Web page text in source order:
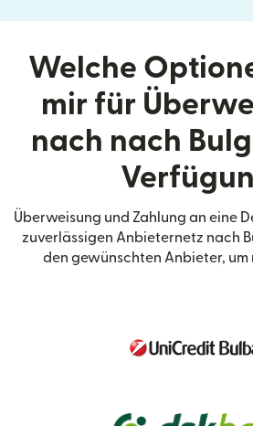
Welche
mir für
nach nach
Überweisung und Zahlung an eine
zuverlässigen Anbieternetz nach
den gewünschten Anbieter, um